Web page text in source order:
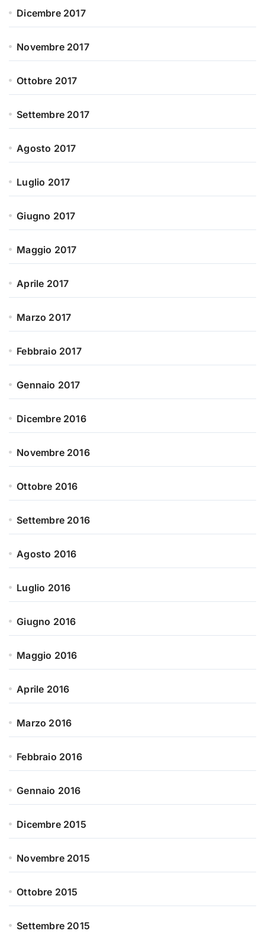
Dicembre 2017
Novembre 2017
Ottobre 2017
Settembre 2017
Agosto 2017
Luglio 2017
Giugno 2017
Maggio 2017
Aprile 2017
Marzo 2017
Febbraio 2017
Gennaio 2017
Dicembre 2016
Novembre 2016
Ottobre 2016
Settembre 2016
Agosto 2016
Luglio 2016
Giugno 2016
Maggio 2016
Aprile 2016
Marzo 2016
Febbraio 2016
Gennaio 2016
Dicembre 2015
Novembre 2015
Ottobre 2015
Settembre 2015